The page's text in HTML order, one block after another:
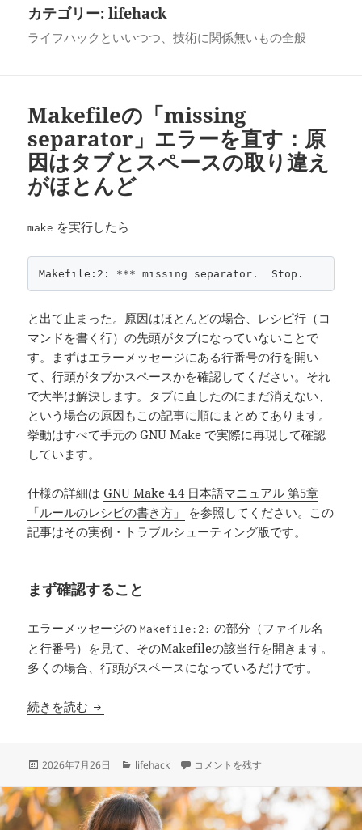
カテゴリー:lifehack
ライフハックといいつつ、技術に関係無いもの全般
Makefileの「missing
separator」エラーを直す：原
因はタブとスペースの取り違え
がほとんど
make を実行したら
Makefile:2: *** missing separator.  Stop.
と出て止まった。原因はほとんどの場合、レシピ行（コ
マンドを書く行）の先頭がタブになっていないことで
す。まずはエラーメッセージにある行番号の行を開い
て、行頭がタブかスペースかを確認してください。それ
で大半は解決します。タブに直したのにまだ消えない、
という場合の原因もこの記事に順にまとめてあります。
挙動はすべて手元の GNU Make で実際に再現して確認
しています。
仕様の詳細はGNU Make 4.4 日本語マニュアル 第5章
「ルールのレシピの書き方」
を参照してください。この
記事はその実例・トラブルシューティング版です。
まず確認すること
エラーメッセージのMakefile:2: の部分（ファイル名
と行番号）を見て、そのMakefileの該当行を開きます。
多くの場合、行頭がスペースになっているだけです。
続きを読む Makefileの「missing separator」エラーを直す
投
日:
2026年7月26日
カ
ゴ
リ
ー
lifehack Makefileの「missing separator」エ
コメントを残す